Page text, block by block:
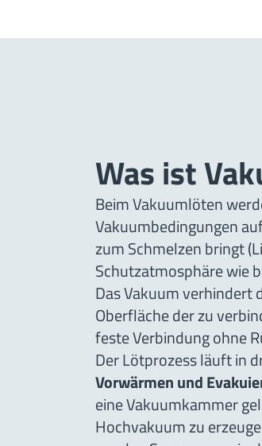
Was ist
Beim Vakuumlöten
Vakuumbedingungen
zum Schmelzen bringt
Schutzatmosphäre wie
Das Vakuum verhindert
Oberfläche der zu
feste Verbindung ohne
Der Lötprozess läuft in
Vorwärmen und
eine Vakuumkammer
Hochvakuum zu